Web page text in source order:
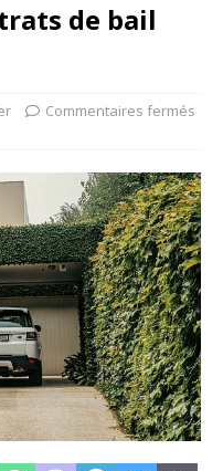
de bail
Commentaires fermés